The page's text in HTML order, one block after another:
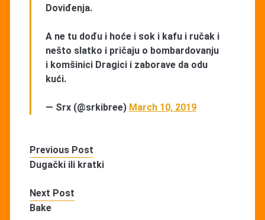
Doviđenja.
A ne tu dođu i hoće i sok i kafu i ručak i
nešto slatko i pričaju o bombardovanju
i komšinici Dragici i zaborave da odu
kući.
— Srx (@srkibree) March 10, 2019
Previous Post
Dugački ili kratki
Next Post
Bake